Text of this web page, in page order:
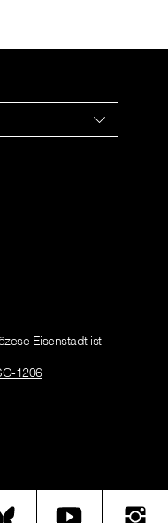
Eisenstadt ist
1206